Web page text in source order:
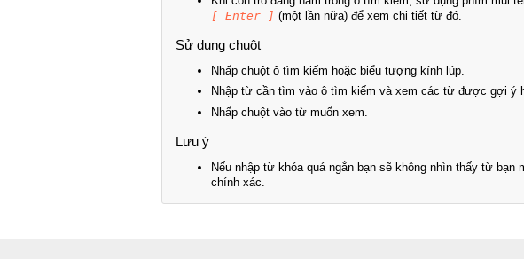
[ Enter ] (một lần nữa) để xem chi tiết từ đó.
Sử dụng chuột
Nhấp chuột ô tìm kiếm hoặc biểu tượng kính lúp.
Nhập từ cần tìm vào ô tìm kiếm và xem các từ được gợi ý
Nhấp chuột vào từ muốn xem.
Lưu ý
Nếu nhập từ khóa quá ngắn bạn sẽ không nhìn thấy từ
chính xác.